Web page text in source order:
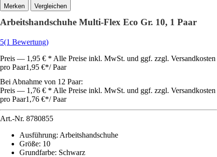
Vergleichen
Arbeitshandschuhe Multi-Flex Eco Gr. 10, 1 Paar
5(1 Bewertung)
Preis — 1,95 € * Alle Preise inkl. MwSt. und ggf. zzgl. Versandkosten
pro Paar1,95 €*/ Paar
Bei Abnahme von 12 Paar:
Preis — 1,76 € * Alle Preise inkl. MwSt. und ggf. zzgl. Versandkosten
pro Paar1,76 €*/ Paar
Art.-Nr. 8780855
Ausführung: Arbeitshandschuhe
Größe: 10
Grundfarbe: Schwarz